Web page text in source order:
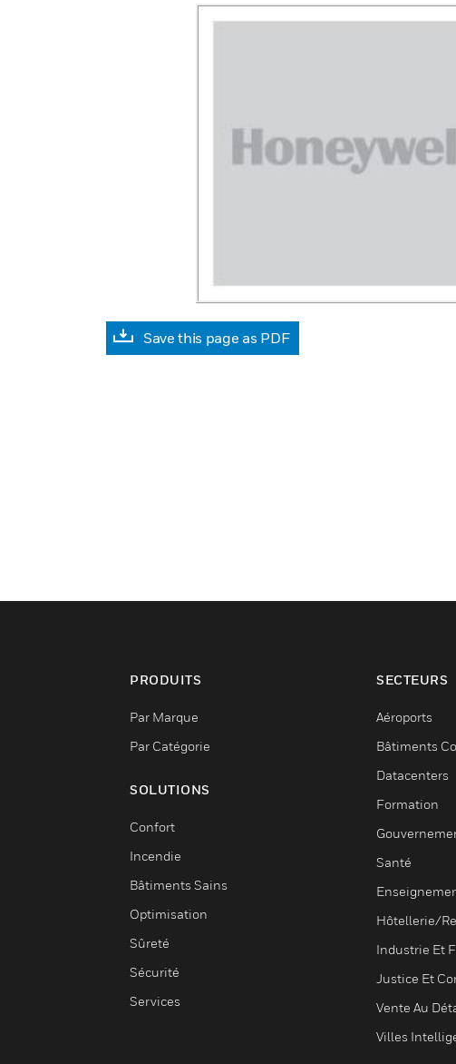
Save this page as PDF
PRODUITS
Par Marque
Par Catégorie
SOLUTIONS
Confort
Incendie
Bâtiments Sains
Optimisation
Sûreté
Sécurité
Services
SECTEURS
Aéroports
Bâtiments
Datacenters
Formation
Santé
Hôtellerie/
Industrie Et
Justice Et
Vente Au
Villes